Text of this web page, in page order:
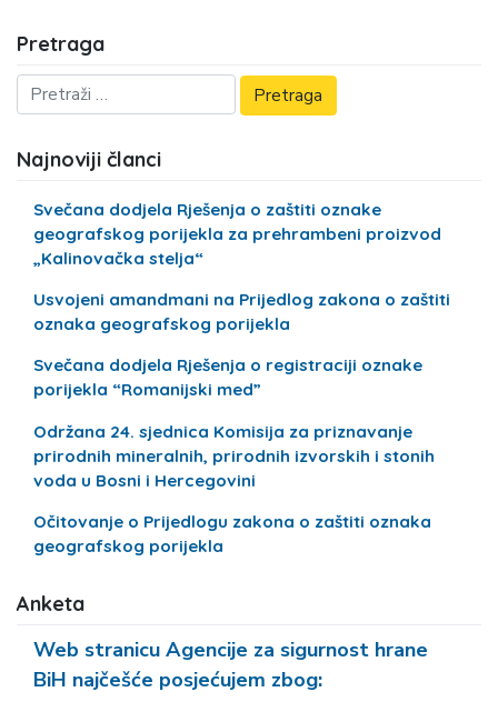
Pretraga
Najnoviji članci
Svečana dodjela Rješenja o zaštiti oznake
geografskog porijekla za prehrambeni proizvod
„Kalinovačka stelja“
Usvojeni amandmani na Prijedlog zakona o zaštiti
oznaka geografskog porijekla
Svečana dodjela Rješenja o registraciji oznake
porijekla “Romanijski med”
Održana 24. sjednica Komisija za priznavanje
prirodnih mineralnih, prirodnih izvorskih i stonih
voda u Bosni i Hercegovini
Očitovanje o Prijedlogu zakona o zaštiti oznaka
geografskog porijekla
Anketa
Web stranicu Agencije za sigurnost hrane
BiH najčešće posjećujem zbog: